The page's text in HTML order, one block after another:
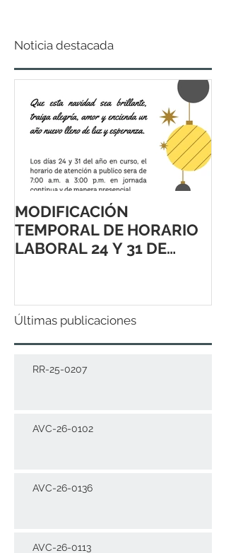
Noticia destacada
MODIFICACIÓN
TEMPORAL DE HORARIO
LABORAL 24 Y 31 DE
Últimas publicaciones
RR-25-0207
AVC-26-0102
AVC-26-0136
AVC-26-0113